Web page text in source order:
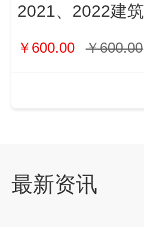
￥600.00 ￥600.00
最新资讯